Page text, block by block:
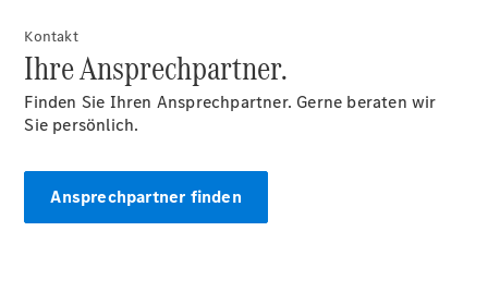
Kontakt
Ihre Ansprechpartner.
Finden Sie Ihren Ansprechpartner. Gerne beraten wir
Sie persönlich.
Ansprechpartner finden